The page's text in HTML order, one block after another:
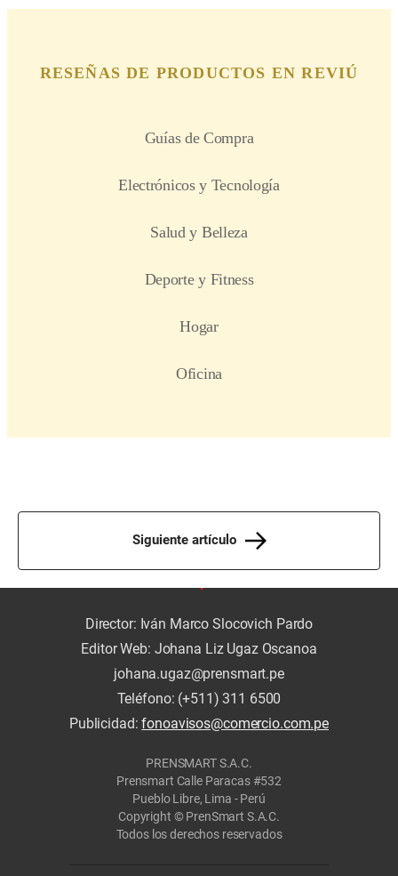
Siguiente artículo
Director: Iván Marco Slocovich Pardo
Editor Web: Johana Liz Ugaz Oscanoa
johana.ugaz@prensmart.pe
Teléfono: (+511) 311 6500
Publicidad:fonoavisos@comercio.com.pe
PRENSMART S.A.C.
Prensmart Calle Paracas #532
Pueblo Libre, Lima - Perú
Copyright © PrenSmart S.A.C.
Todos los derechos reservados